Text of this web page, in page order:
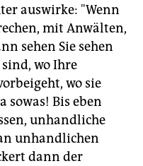
auswirke: "Wenn
mit Anwälten,
sehen Sie sehen
wo Ihre
wo sie
Bis eben
unhandliche
unhandlichen
dann der